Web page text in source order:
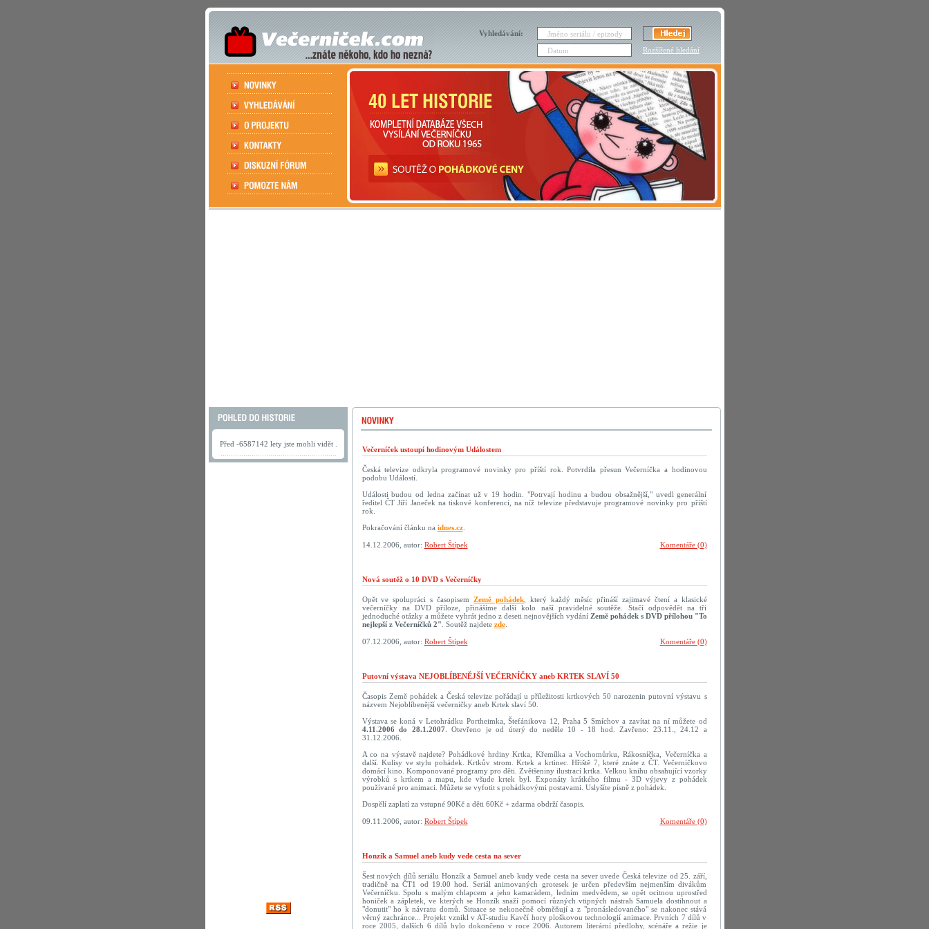
Vyhledávání:
Rozšířené hledání
Před -6587142 lety jste mohli vidět .
Večerníček ustoupí hodinovým Událostem
Česká televize odkryla programové novinky pro příští rok. Potvrdila přesun Večerníčka a hodinovou
podobu Událostí.
Události budou od ledna začínat už v 19 hodin. "Potrvají hodinu a budou obsažnější," uvedl generální
ředitel ČT Jiří Janeček na tiskové konferenci, na níž televize představuje programové novinky pro příští
rok.
Pokračování článku na idnes.cz.
Komentáře (0)
14.12.2006, autor: Robert Štípek
Nová soutěž o 10 DVD s Večerníčky
Opět ve spolupráci s časopisemZemě pohádek , který každý měsíc přináší zajimavé čtení a klasické
večerníčky na DVD příloze, přinášíme další kolo naší pravidelné soutěže. Stačí odpovědět na tři
jednoduché otázky a můžete vyhrát jedno z deseti nejnovějších vydání Země pohádek s DVD přílohou "To
nejlepší z Večerníčků 2" . Soutěž najdete zde.
Komentáře (0)
07.12.2006, autor: Robert Štípek
Putovní výstava NEJOBLÍBENĚJŠÍ VEČERNÍČKY aneb KRTEK SLAVÍ 50
Časopis Země pohádek a Česká televize pořádají u příležitosti krtkových 50 narozenin putovní výstavu s
názvem Nejoblíbenější večerníčky aneb Krtek slaví 50.
Výstava se koná v Letohrádku Portheimka, Štefánikova 12, Praha 5 Smíchov a zavítat na ní můžete od
4.11.2006 do 28.1.2007. Otevřeno je od úterý do neděle 10 - 18 hod. Zavřeno: 23.11., 24.12 a
31.12.2006.
A co na výstavě najdete? Pohádkové hrdiny Krtka, Křemílka a Vochomůrku, Rákosníčka, Večerníčka a
další. Kulisy ve stylu pohádek. Krtkův strom. Krtek a krtinec. Hřiště 7, které znáte z ČT. Večerníčkovo
domácí kino. Komponované programy pro děti. Zvětšeniny ilustrací krtka. Velkou knihu obsahující vzorky
výrobků s krtkem a mapu, kde všude krtek byl. Exponáty krátkého filmu - 3D výjevy z pohádek
používané pro animaci. Můžete se vyfotit s pohádkovými postavami. Uslyšíte písně z pohádek.
Dospělí zaplatí za vstupné 90Kč a děti 60Kč + zdarma obdrží časopis.
Komentáře (0)
09.11.2006, autor: Robert Štípek
Honzík a Samuel aneb kudy vede cesta na sever
Šest nových dílů seriálu Honzík a Samuel aneb kudy vede cesta na sever uvede Česká televize od 25. září,
tradičně na ČT1 od 19.00 hod. Seriál animovaných grotesek je určen především nejmenším divákům
Večerníčku. Spolu s malým chlapcem a jeho kamarádem, ledním medvědem, se opět ocitnou uprostřed
honiček a zápletek, ve kterých se Honzík snaží pomocí různých vtipných nástrah Samuela dostihnout a
"donutit" ho k návratu domů. Situace se nekonečně obměňují a z "pronásledovaného" se nakonec stává
věrný zachránce... Projekt vznikl v AT-studiu Kavčí hory ploškovou technologií animace. Prvních 7 dílů v
roce 2005, dalších 6 dílů bylo dokončeno v roce 2006. Autorem literární předlohy, scénáře a režie je